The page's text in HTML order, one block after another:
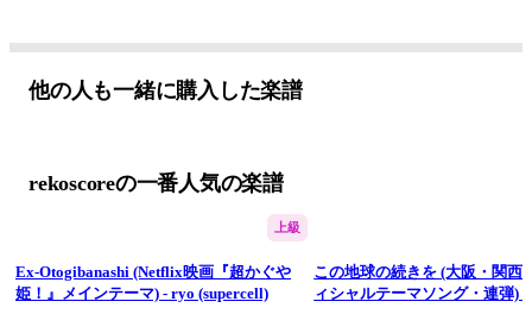
他の人も一緒に購入した楽譜
rekoscoreの一番人気の楽譜
上級
Ex-Otogibanashi (Netflix映画『超かぐや
姫！』メインテーマ) - ryo (supercell)
この地球の続きを (大阪・関西
ィシャルテーマソング・連弾) -